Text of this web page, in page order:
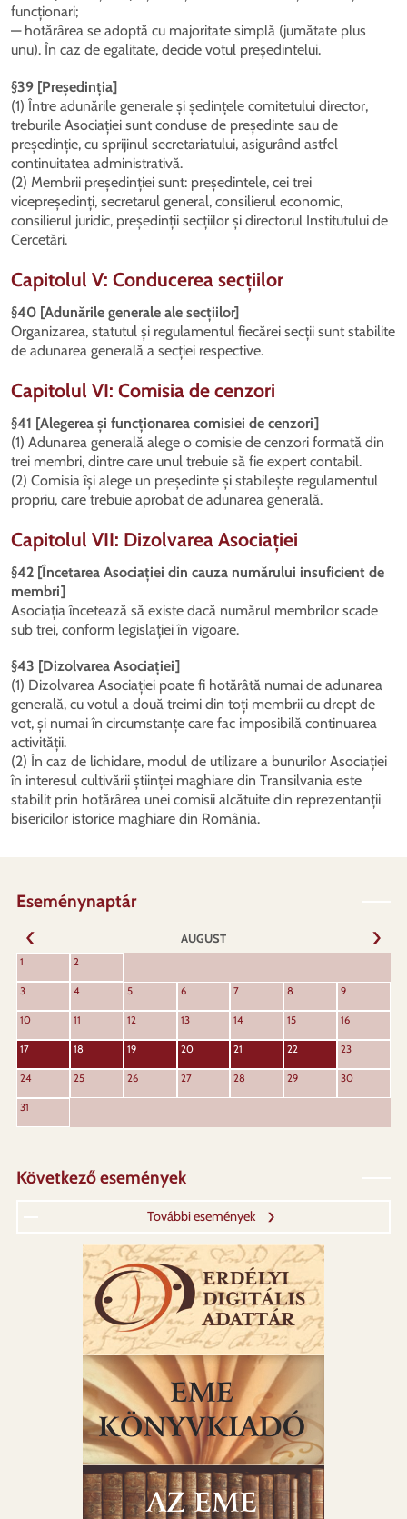
funcționari;
— hotărârea se adoptă cu majoritate simplă (jumătate plus
unu). În caz de egalitate, decide votul președintelui.
§39 [Președinția]
(1) Între adunările generale și ședințele comitetului director,
treburile Asociației sunt conduse de președinte sau de
președinție, cu sprijinul secretariatului, asigurând astfel
continuitatea administrativă.
(2) Membrii președinției sunt: președintele, cei trei
vicepreședinți, secretarul general, consilierul economic,
consilierul juridic, președinții secțiilor și directorul Institutului de
Cercetări.
Capitolul V: Conducerea secțiilor
§40 [Adunările generale ale secțiilor]
Organizarea, statutul și regulamentul fiecărei secții sunt stabilite
de adunarea generală a secției respective.
Capitolul VI: Comisia de cenzori
§41 [Alegerea și funcționarea comisiei de cenzori]
(1) Adunarea generală alege o comisie de cenzori formată din
trei membri, dintre care unul trebuie să fie expert contabil.
(2) Comisia își alege un președinte și stabilește regulamentul
propriu, care trebuie aprobat de adunarea generală.
Capitolul VII: Dizolvarea Asociației
§42 [Încetarea Asociației din cauza numărului insuficient de
membri]
Asociația încetează să existe dacă numărul membrilor scade
sub trei, conform legislației în vigoare.
§43 [Dizolvarea Asociației]
(1) Dizolvarea Asociației poate fi hotărâtă numai de adunarea
generală, cu votul a două treimi din toți membrii cu drept de
vot, și numai în circumstanțe care fac imposibilă continuarea
activității.
(2) În caz de lichidare, modul de utilizare a bunurilor Asociației
în interesul cultivării științei maghiare din Transilvania este
stabilit prin hotărârea unei comisii alcătuite din reprezentanții
bisericilor istorice maghiare din România.
Eseménynaptár
ANTERIOR
AUGUST
1 2
3 4 5 6 7 8 9
10 11 12 13 14 15 16
17 18 19 20 21 22 23
24 25 26 27 28 29 30
31
Következő események
További események